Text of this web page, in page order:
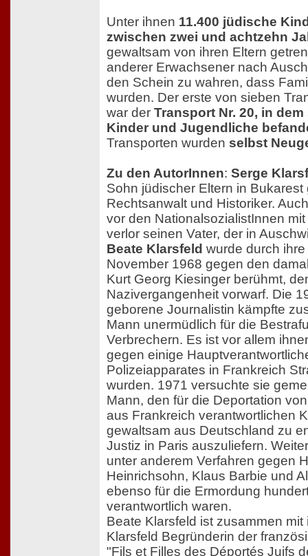
Unter ihnen 11.400 jüdische
zwischen zwei und achtzehn
gewaltsam von ihren Eltern
anderer Erwachsener nach
den Schein zu wahren, dass
wurden. Der erste von sieben
war der Transport Nr. 20, in
Kinder und Jugendliche
Transporten wurden selbst
Zu den AutorInnen: Serge
Sohn jüdischer Eltern in
Rechtsanwalt und Historiker.
vor den NationalsozialistInnen
verlor seinen Vater, der in
Beate Klarsfeld wurde durch
November 1968 gegen den
Kurt Georg Kiesinger berühmt,
Nazivergangenheit vorwarf. Die
geborene Journalistin kämpfte
Mann unermüdlich für die
Verbrechern. Es ist vor allem
gegen einige
Polizeiapparates in Frankreich
wurden. 1971 versuchte sie
Mann, den für die Deportation
aus Frankreich verantwortlichen
gewaltsam aus Deutschland zu
Justiz in Paris auszuliefern.
unter anderem Verfahren gegen
Heinrichsohn, Klaus Barbie und
ebenso für die Ermordung
verantwortlich waren.
Beate Klarsfeld ist zusammen
Klarsfeld Begründerin der
"Fils et Filles des Déportés Juifs